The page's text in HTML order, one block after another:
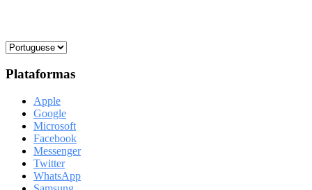
Plataformas
Apple
Google
Microsoft
Facebook
Messenger
Twitter
WhatsApp